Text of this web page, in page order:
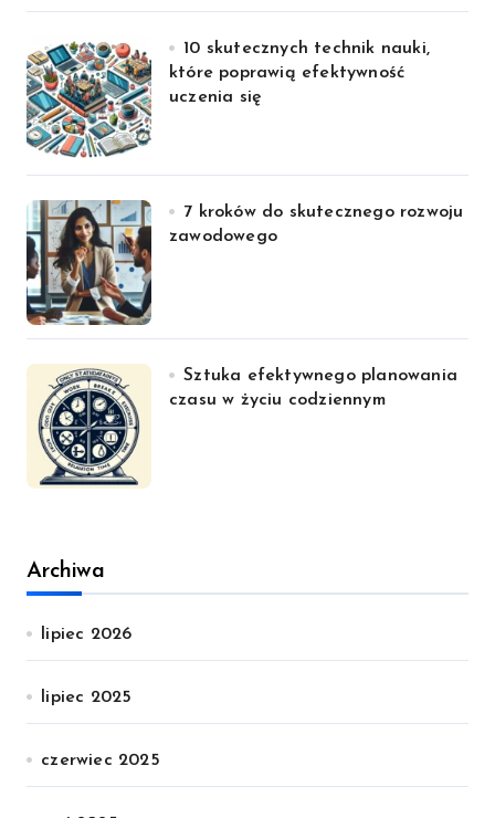
10 skutecznych technik nauki,
które poprawią efektywność
uczenia się
7 kroków do skutecznego rozwoju
zawodowego
Sztuka efektywnego planowania
czasu w życiu codziennym
Archiwa
lipiec 2026
lipiec 2025
czerwiec 2025